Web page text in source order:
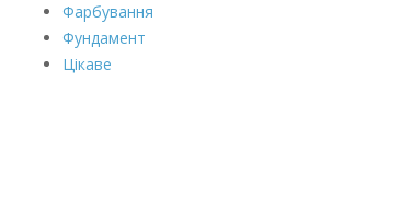
Фарбування
Фундамент
Цікаве